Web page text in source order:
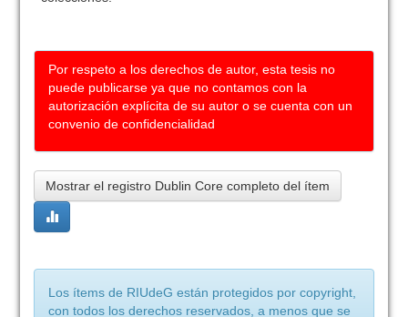
Por respeto a los derechos de autor, esta tesis no
puede publicarse ya que no contamos con la
autorización explícita de su autor o se cuenta con un
convenio de confidencialidad
Mostrar el registro Dublin Core completo del ítem
Los ítems de RIUdeG están protegidos por copyright,
con todos los derechos reservados, a menos que se